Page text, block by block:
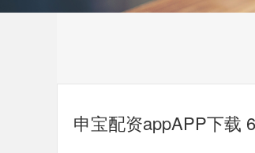
申宝配资appAPP下载